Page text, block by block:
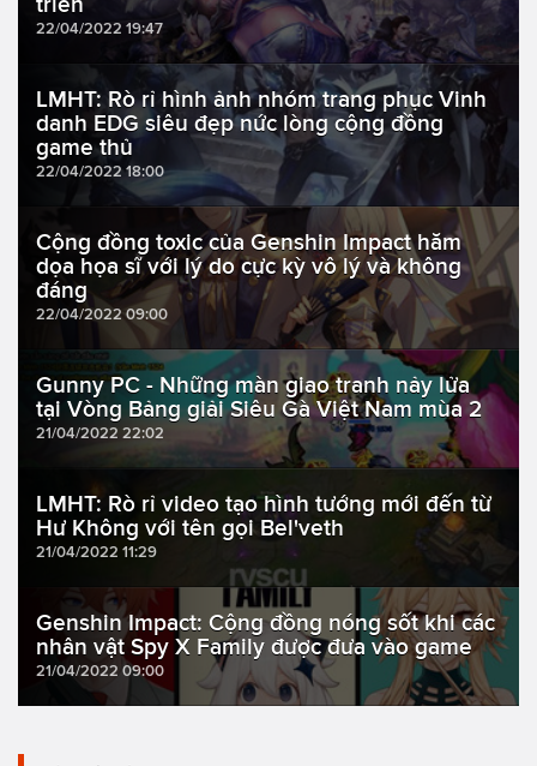
22/04/2022 19:47
LMHT: Rò rỉ hình ảnh nhóm trang phục Vinh
danh EDG siêu đẹp nức lòng cộng đồng
game thủ
22/04/2022 18:00
Cộng đồng toxic của Genshin Impact hăm
dọa họa sĩ với lý do cực kỳ vô lý và không
đáng
22/04/2022 09:00
Gunny PC - Những màn giao tranh nảy lửa
tại Vòng Bảng giải Siêu Gà Việt Nam mùa 2
21/04/2022 22:02
LMHT: Rò rỉ video tạo hình tướng mới đến từ
Hư Không với tên gọi Bel'veth
21/04/2022 11:29
Genshin Impact: Cộng đồng nóng sốt khi các
nhân vật Spy X Family được đưa vào game
21/04/2022 09:00